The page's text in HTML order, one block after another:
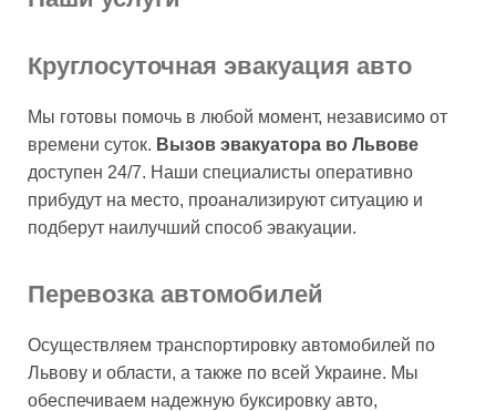
Круглосуточная эвакуация авто
Мы готовы помочь в любой момент, независимо от
времени суток. Вызов эвакуатора во Львове
доступен 24/7. Наши специалисты оперативно
прибудут на место, проанализируют ситуацию и
подберут наилучший способ эвакуации.
Перевозка автомобилей
Осуществляем транспортировку автомобилей по
Львову и области, а также по всей Украине. Мы
обеспечиваем надежную буксировку авто,